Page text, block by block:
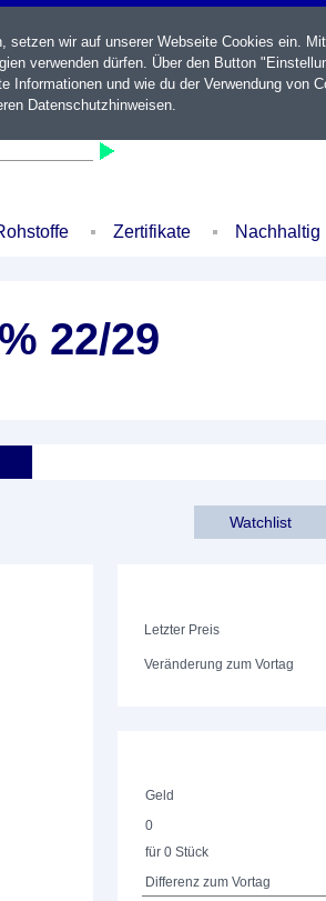
Zertifikate Nachhaltig
22/29
Watchlist
Letzter Preis
Veränderung zum Vortag
Geld
0
für 0 Stück
Differenz zum Vortag
wir auf unserer Webseite Cookies ein.
verwenden dürfen. Über den Button
Informationen und wie du der Verwendung von
Datenschutzhinweisen.